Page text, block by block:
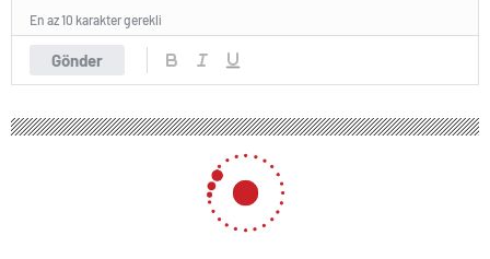
Gönder
En az 10 karakter gerekli